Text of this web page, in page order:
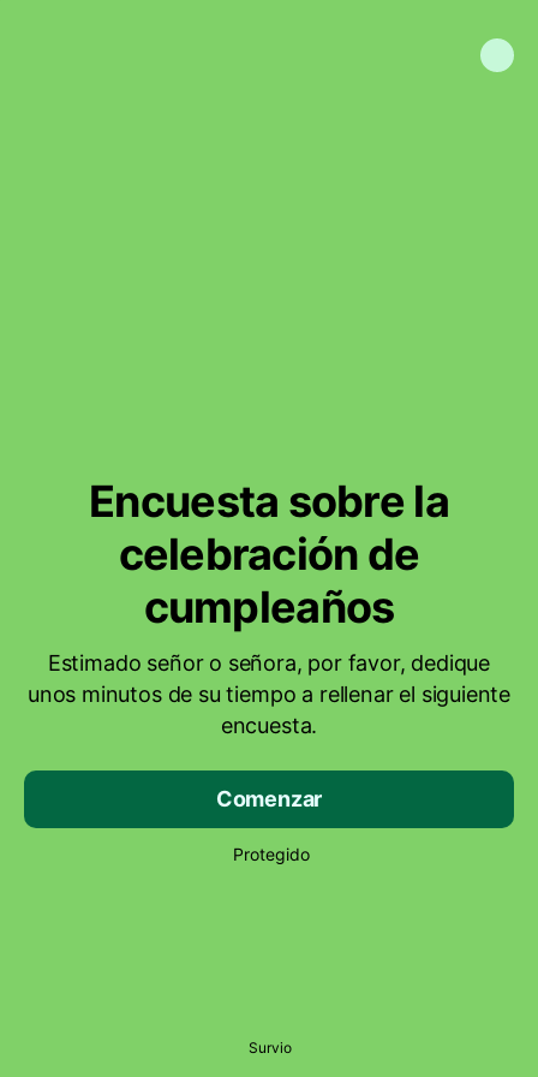
Encuesta sobre la
celebración de
cumpleaños
Estimado señor o señora, por favor, dedique
unos minutos de su tiempo a rellenar el siguiente
encuesta.
Comenzar
Protegido
Survio